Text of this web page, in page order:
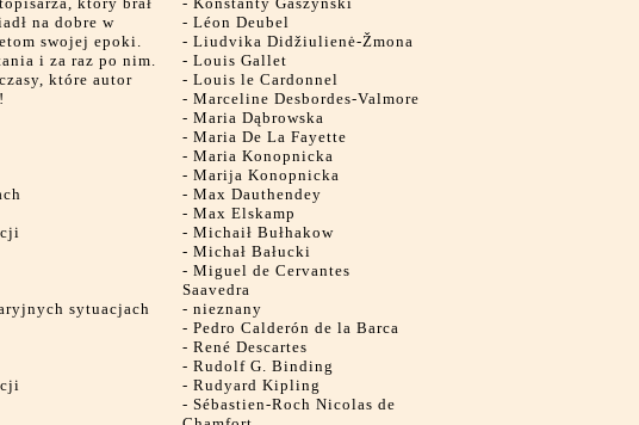
na dobre w
swojej epoki.
i za raz po nim.
które autor
sytuacjach
- Léon Deubel
- Liudvika Didžiulienė-Žmona
- Louis Gallet
- Louis le Cardonnel
- Marceline Desbordes-Valmore
- Maria Dąbrowska
- Maria De La Fayette
- Maria Konopnicka
- Marija Konopnicka
- Max Dauthendey
- Max Elskamp
- Michaił Bułhakow
- Michał Bałucki
- Miguel de Cervantes
Saavedra
- nieznany
- Pedro Calderón de la Barca
- René Descartes
- Rudolf G. Binding
- Rudyard Kipling
- Sébastien-Roch Nicolas de